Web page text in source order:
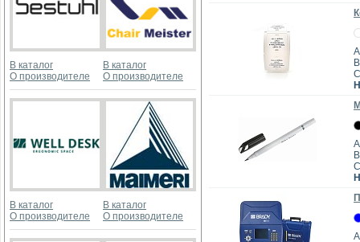
В каталог
О производителе
В каталог
О производителе
В каталог
О производителе
В каталог
О производителе